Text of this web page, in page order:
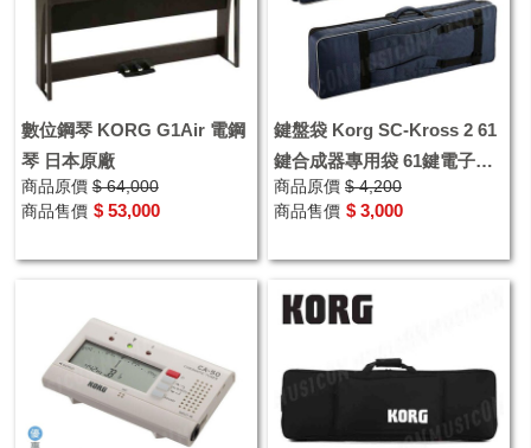
數位鋼琴 KORG G1Air 電鋼
琴 日本原廠
商品原價 $ 64,000
商品售價 $ 53,000
鍵盤袋 Korg SC-Kross 2 61
鍵合成器專用袋 61鍵電子琴
袋
商品原價 $ 4,200
商品售價 $ 3,000